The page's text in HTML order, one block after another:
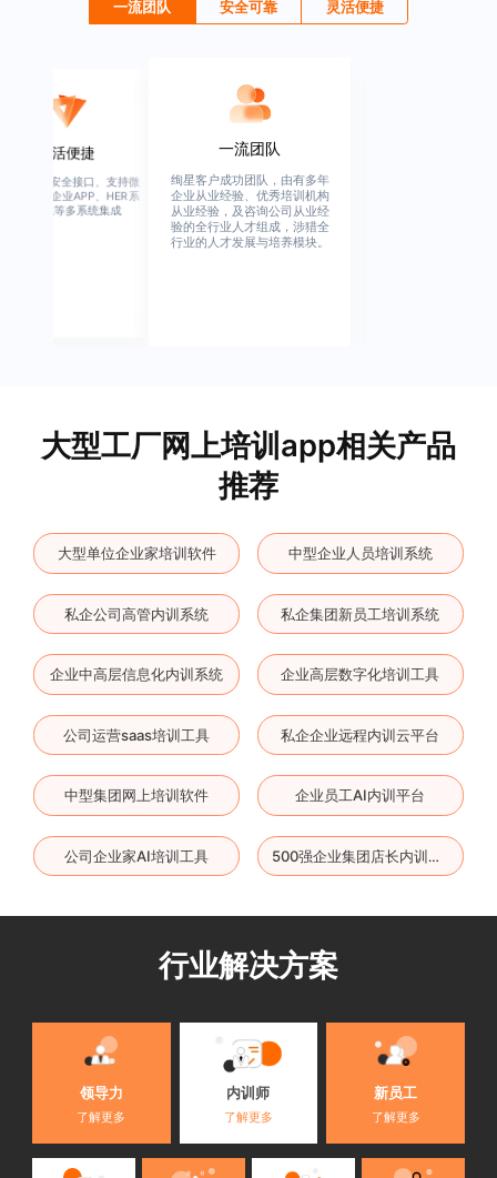
一流团队 安全可靠 灵活便捷
灵活便捷
度开放、安全接口、支持微
、钉钉、企业APP、HER系
、OA系统等多系统集成
一流团队
绚星客户成功团队，由有多年
企业从业经验、优秀培训机构
从业经验，及咨询公司从业经
验的全行业人才组成，涉猎全
行业的人才发展与培养模块。
大型工厂网上培训app相关产品
推荐
大型单位企业家培训软件 中型企业人员培训系统
私企公司高管内训系统 私企集团新员工培训系统
企业中高层信息化内训系统 企业高层数字化培训工具
公司运营saas培训工具 私企企业远程内训云平台
中型集团网上培训软件 企业员工AI内训平台
公司企业家AI培训工具 500强企业集团店长内训工具
行业解决方案
领导力
了解更多
内训师
了解更多
新员工
了解更多